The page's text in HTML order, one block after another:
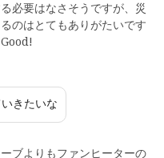
必要はなさそうですが、災
のはとてもありがたいです
きたいな
ブよりもファンヒーターの